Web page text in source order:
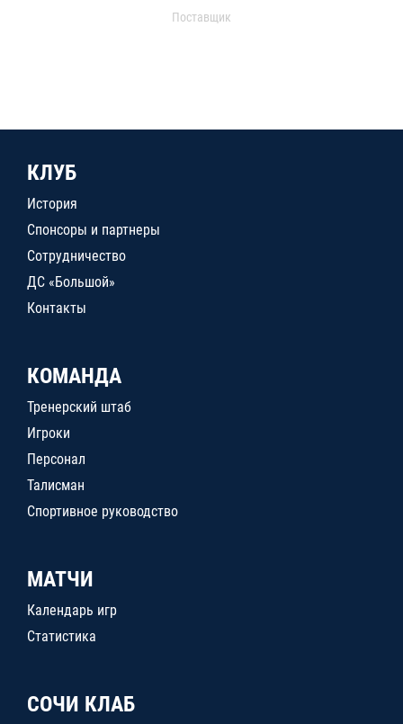
Поставщик
КЛУБ
История
Спонсоры и партнеры
Сотрудничество
ДС «Большой»
Контакты
КОМАНДА
Тренерский штаб
Игроки
Персонал
Талисман
Спортивное руководство
МАТЧИ
Календарь игр
Статистика
СОЧИ КЛАБ